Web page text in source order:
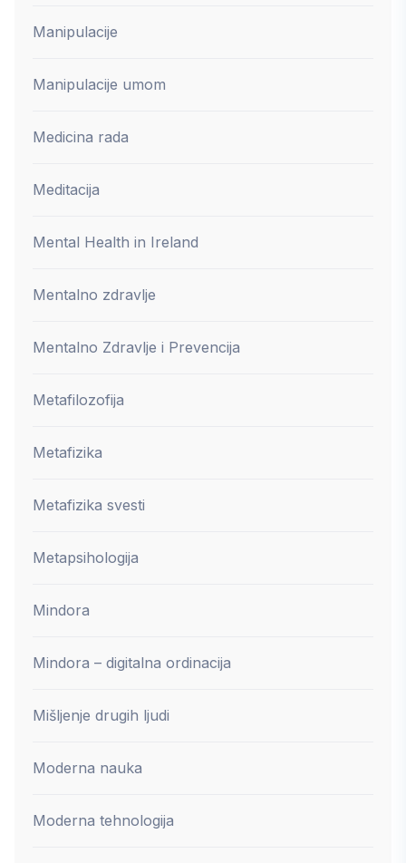
Manipulacije
Manipulacije umom
Medicina rada
Meditacija
Mental Health in Ireland
Mentalno zdravlje
Mentalno Zdravlje i Prevencija
Metafilozofija
Metafizika
Metafizika svesti
Metapsihologija
Mindora
Mindora – digitalna ordinacija
Mišljenje drugih ljudi
Moderna nauka
Moderna tehnologija